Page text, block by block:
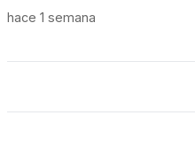
hace 1 semana